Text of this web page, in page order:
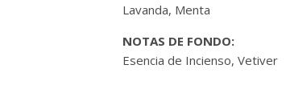
Lavanda, Menta
NOTAS DE FONDO:
Esencia de Incienso, Vetiver